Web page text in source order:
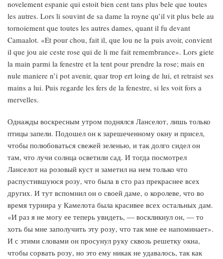
novelement espanie qui estoit bien cent tans plus bele que toutes
les autres. Lors li souvint de sa dame la royne qu’il vit plus bele au
tornoiement que toutes les autres dames, quant il fu devant
Camaalot. «Et pour chou, fait il, que lou ne la puis avoir, convient
il que jou aie ceste rose qui de li me fait remembrance». Lors giete
la main parmi la fenestre et la tent pour prendre la rose; mais en
nule maniere n’i pot avenir, quar trop ert loing de lui, et retraist ses
mains a lui. Puis regarde les fers de la fenestre, si les voit fors a
mervelles.
Однажды воскресным утром поднялся Ланселот, лишь только
птицы запели. Подошел он к зарешеченному окну и присел,
чтобы полюбоваться свежей зеленью, и так долго сидел он
там, что лучи солнца осветили сад. И тогда посмотрел
Ланселот на розовый куст и заметил на нем только что
распустившуюся розу, что была в сто раз прекраснее всех
других. И тут вспомнил он о своей даме, о королеве, что во
время турнира у Камелота была красивее всех остальных дам.
«И раз я не могу ее теперь увидеть, — воскликнул он, — то
хоть бы мне заполучить эту розу, что так мне ее напоминает».
И с этими словами он просунул руку сквозь решетку окна,
чтобы сорвать розу, но это ему никак не удавалось, так как